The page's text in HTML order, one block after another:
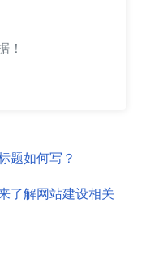
！
题如何写？
了解网站建设相关